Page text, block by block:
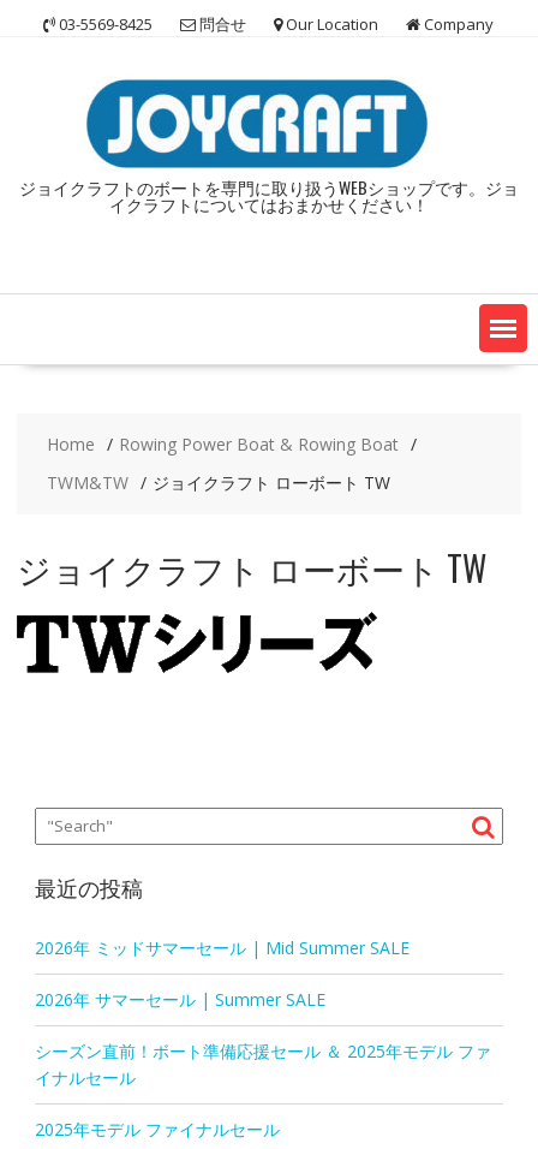
03-5569-8425 問合せ Our Location Company
ジョイクラフトのボートを専門に取り扱うWEBショップです。ジョ
イクラフトについてはおまかせください！
Home
Rowing Power Boat & Rowing Boat
TWM&TW
ジョイクラフト ローボート TW
ジョイクラフト ローボート TW
最近の投稿
2026年 ミッドサマーセール | Mid Summer SALE
2026年 サマーセール | Summer SALE
シーズン直前！ボート準備応援セール ＆ 2025年モデル ファ
イナルセール
2025年モデル ファイナルセール